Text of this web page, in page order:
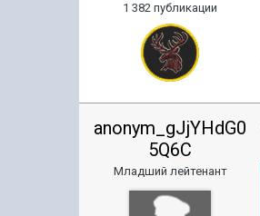
1 382 публикации
anonym_gJjYHdG0
5Q6C
Младший лейтенант